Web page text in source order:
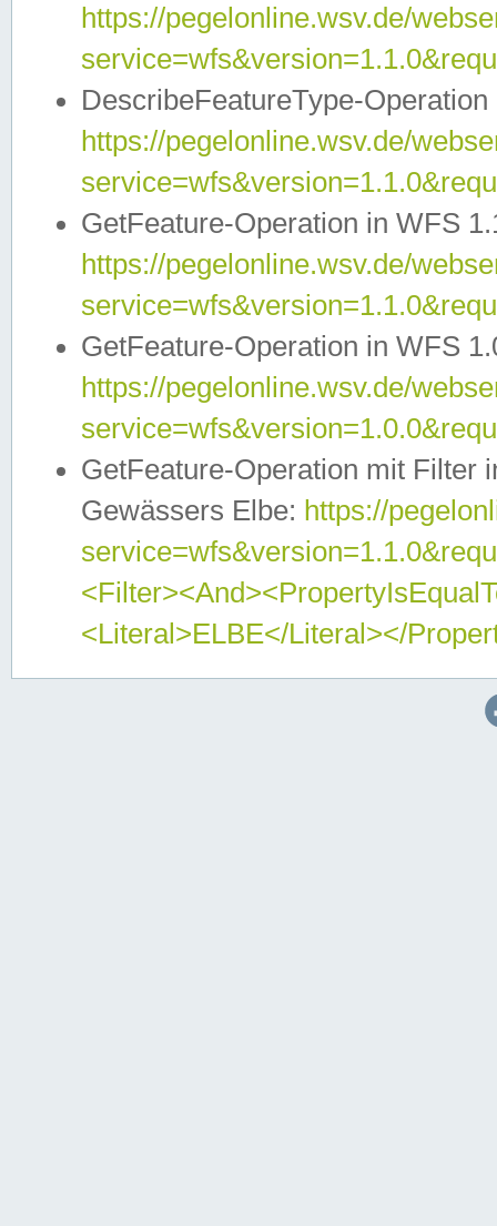
https://pegelonline.wsv.de/
DescribeFeatureType-
https://pegelonline.wsv.de/
GetFeature-Operation in WFS
https://pegelonline.wsv.de/
GetFeature-Operation in WFS
https://pegelonline.wsv.de/
GetFeature-Operation mit Filter
Gewässers Elbe: https://
<Literal>ELBE</Literal></